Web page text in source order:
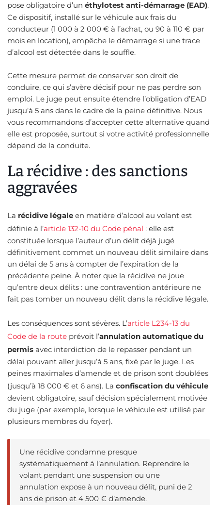
pose obligatoire d’un éthylotest anti-démarrage (EAD).
Ce dispositif, installé sur le véhicule aux frais du
conducteur (1 000 à 2 000 € à l’achat, ou 90 à 110 € par
mois en location), empêche le démarrage si une trace
d’alcool est détectée dans le souffle.
Cette mesure permet de conserver son droit de
conduire, ce qui s’avère décisif pour ne pas perdre son
emploi. Le juge peut ensuite étendre l’obligation d’EAD
jusqu’à 5 ans dans le cadre de la peine définitive. Nous
vous recommandons d’accepter cette alternative quand
elle est proposée, surtout si votre activité professionnelle
dépend de la conduite.
La récidive : des sanctions
aggravées
La récidive légale en matière d’alcool au volant est
définie à l’article 132-10 du Code pénal : elle est
constituée lorsque l’auteur d’un délit déjà jugé
définitivement commet un nouveau délit similaire dans
un délai de 5 ans à compter de l’expiration de la
précédente peine. À noter que la récidive ne joue
qu’entre deux délits : une contravention antérieure ne
fait pas tomber un nouveau délit dans la récidive légale.
Les conséquences sont sévères. L’article L234-13 du
Code de la route prévoit l’annulation automatique du
permis avec interdiction de le repasser pendant un
délai pouvant aller jusqu’à 5 ans, fixé par le juge. Les
peines maximales d’amende et de prison sont doublées
(jusqu’à 18 000 € et 6 ans). La confiscation du véhicule
devient obligatoire, sauf décision spécialement motivée
du juge (par exemple, lorsque le véhicule est utilisé par
plusieurs membres du foyer).
Une récidive condamne presque
systématiquement à l’annulation. Reprendre le
volant pendant une suspension ou une
annulation expose à un nouveau délit, puni de 2
ans de prison et 4 500 € d’amende.